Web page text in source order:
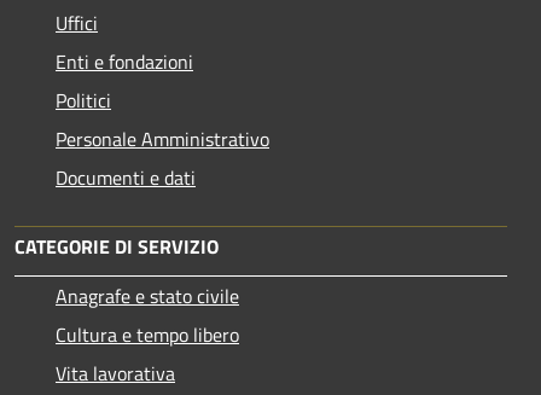
Uffici
Enti e fondazioni
Politici
Personale Amministrativo
Documenti e dati
CATEGORIE DI SERVIZIO
Anagrafe e stato civile
Cultura e tempo libero
Vita lavorativa